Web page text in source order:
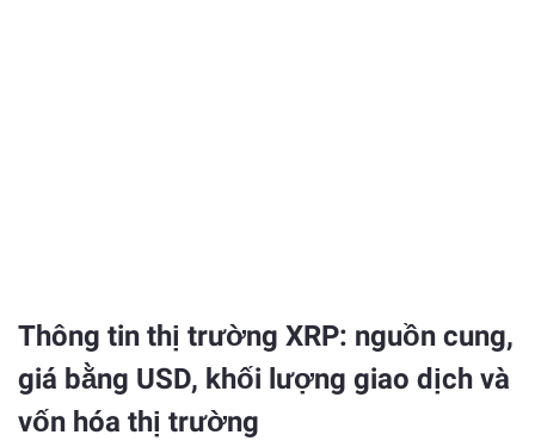
Thông tin thị trường XRP: nguồn cung,
giá bằng USD, khối lượng giao dịch và
vốn hóa thị trường